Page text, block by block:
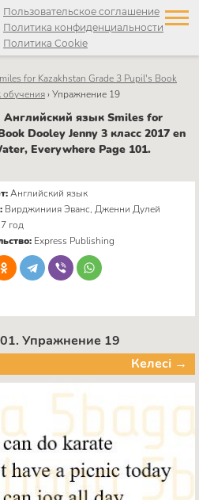
Пользовательское соглашение
Политика конфиденциальности
Политика Cookie
for Kazakhstan Grade 3 Pupil's Book
обучения›Упражнение 19
язык Smiles for
Dooley Jenny 3 класс 2017 en
Everywhere Page 101.
Английский язык
Вирджиниия Эванс, Дженни Дулей
год
Express Publishing
Упражнение 19
Келесі →